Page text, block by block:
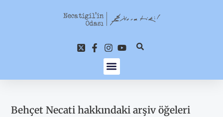
Behçet Necati hakkındaki arşiv öğeleri